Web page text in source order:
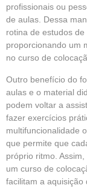
profissionais ou
de aulas. Dessa
rotina de estudos
proporcionando um
no curso de
Outro benefício do
aulas e o material
podem voltar a
fazer exercícios
multifuncionalidade
que permite que
próprio ritmo.
um curso de
facilitam a aquisição